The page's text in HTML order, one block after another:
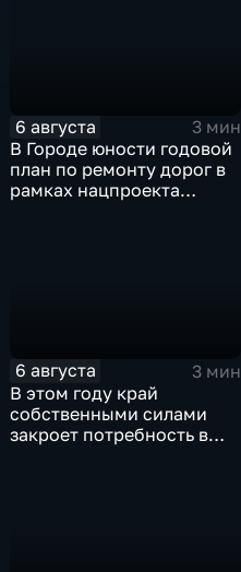
6 августа
3 мин
В Городе юности годовой
план по ремонту дорог в
рамках нацпроекта
6 августа
3 мин
В этом году край
собственными силами
закроет потребность в